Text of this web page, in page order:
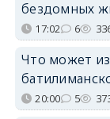
бездомных
17:02 6
Что может
20:00 5